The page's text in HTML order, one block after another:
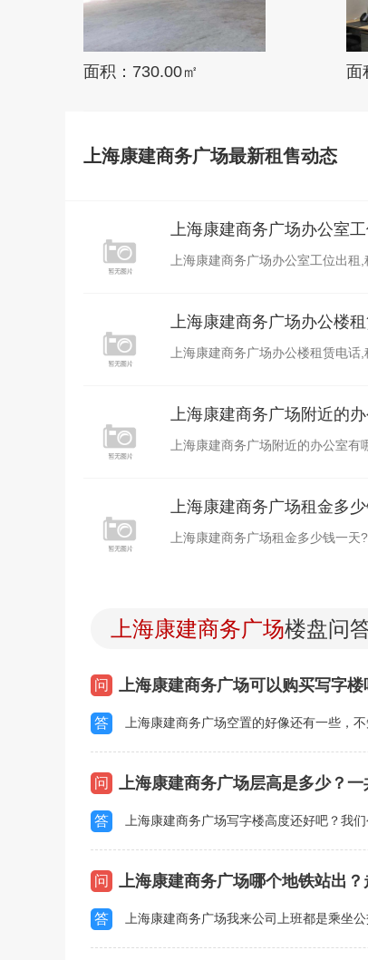
面积：730.00㎡ 面
上海康建商务广场最新租售动态
上海康建商务广场办公室
上海康建商务广场办公室工位出
上海康建商务广场办公楼
上海康建商务广场办公楼租赁电
上海康建商务广场附近的
上海康建商务广场附近的办公室
上海康建商务广场租金多
上海康建商务广场租金多少钱一
上海康建商务广场楼盘问
问 上海康建商务广场可以购买写字
答 上海康建商务广场空置的好像还有一些，
问 上海康建商务广场层高是多少？
答 上海康建商务广场写字楼高度还好吧？我
问 上海康建商务广场哪个地铁站出
答 上海康建商务广场我来公司上班都是乘坐